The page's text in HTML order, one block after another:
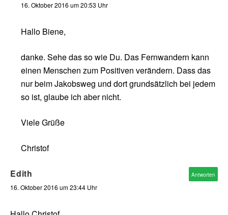
16. Oktober 2016 um 20:53 Uhr
Hallo Biene,
danke. Sehe das so wie Du. Das Fernwandern kann
einen Menschen zum Positiven verändern. Dass das
nur beim Jakobsweg und dort grundsätzlich bei jedem
so ist, glaube ich aber nicht.
Viele Grüße
Christof
Edith
16. Oktober 2016 um 23:44 Uhr
Antworten